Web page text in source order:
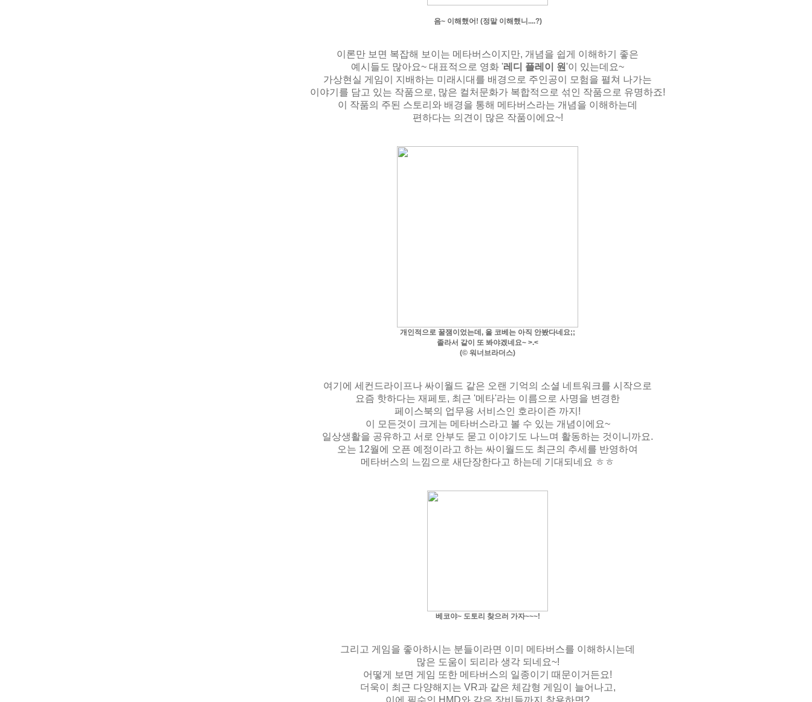
음~ 이해했어! (정말 이해했니....?)
이론만 보면 복잡해 보이는 메타버스이지만, 개념을 쉽게 이해하기 좋은
예시들도 많아요~ 대표적으로 영화 '레디 플레이 원'이 있는데요~
가상현실 게임이 지배하는 미래시대를 배경으로 주인공이 모험을 펼쳐 나가는
이야기를 담고 있는 작품으로, 많은 컬처문화가 복합적으로 섞인 작품으로 유명하죠!
이 작품의 주된 스토리와 배경을 통해 메타버스라는 개념을 이해하는데
편하다는 의견이 많은 작품이에요~!
개인적으로 꿀잼이었는데, 울 코베는 아직 안봤다네요;;
졸라서 같이 또 봐야겠네요~ >.<
(© 워너브라더스)
여기에 세컨드라이프나 싸이월드 같은 오랜 기억의 소셜 네트워크를 시작으로
요즘 핫하다는 재페토, 최근 '메타'라는 이름으로 사명을 변경한
페이스북의 업무용 서비스인 호라이즌 까지!
이 모든것이 크게는 메타버스라고 볼 수 있는 개념이에요~
일상생활을 공유하고 서로 안부도 묻고 이야기도 나느며 활동하는 것이니까요.
오는 12월에 오픈 예정이라고 하는 싸이월드도 최근의 추세를 반영하여
메타버스의 느낌으로 새단장한다고 하는데 기대되네요 ㅎㅎ
베코야~ 도토리 찾으러 가자~~~!
그리고 게임을 좋아하시는 분들이라면 이미 메타버스를 이해하시는데
많은 도움이 되리라 생각 되네요~!
어떻게 보면 게임 또한 메타버스의 일종이기 때문이거든요!
더욱이 최근 다양해지는 VR과 같은 체감형 게임이 늘어나고,
이에 필수인 HMD와 같은 장비들까지 착용하면?